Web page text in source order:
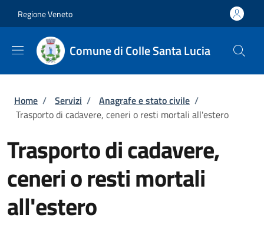
Regione Veneto
Comune di Colle Santa Lucia
Briciole di pane
Home / Servizi / Anagrafe e stato civile /
Trasporto di cadavere, ceneri o resti mortali all'estero
Trasporto di cadavere,
ceneri o resti mortali
all'estero